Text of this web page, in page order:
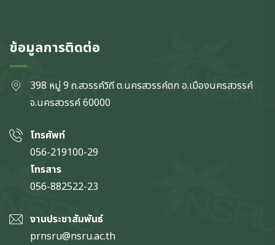
ข้อมูลการติดต่อ
398 หมู่ 9 ถ.สวรรค์วิถี ต.นครสวรรค์ตก อ.เมืองนครสวรรค์
จ.นครสวรรค์60000
โทรศัพท์
056-219100-29
โทรสาร
056-882522-23
งานประชาสัมพันธ์
prnsru@nsru.ac.th